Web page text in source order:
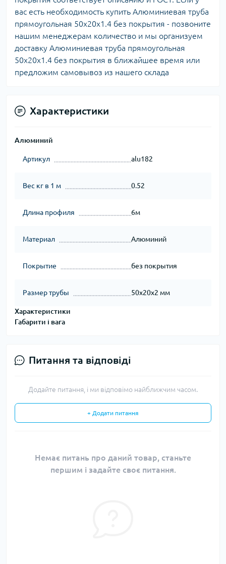
вас есть необходимость купить Алюминиевая труба
прямоугольная 50х20х1.4 без покрытия - позвоните
нашим менеджерам количество и мы организуем
доставку Алюминиевая труба прямоугольная
50х20х1.4 без покрытия в ближайшее время или
предложим самовывоз из нашего склада
Характеристики
Алюминий
Артикул alu182
Вес кг в 1 м 0.52
Длина профиля 6м
Материал Алюминий
Покрытие без покрытия
Размер трубы 50х20х2 мм
Характеристики
Габарити і вага
Питання та відповіді
Додайте питання, і ми відповімо найближчим часом.
+ Додати питання
Немає питань про даний товар, станьте
першим і задайте своє питання.